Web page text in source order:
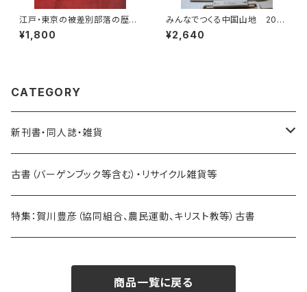
江戸・東京の被差別部落の歴
史 弾左衛門と被差別民衆
浦本誉至史著 明石書店
¥1,800
みんなでつくる中国山地 2021
№2 暮らし
¥2,640
CATEGORY
新刊書・同人誌・雑貨
乗り物関連
海外：旅行・文化・地理・歴史関連
古書（バーゲンブック等含む）・リサイクル雑貨等
特集：賀川豊彦（協同組合、農民運動、キリスト教等）古書
商品一覧に戻る